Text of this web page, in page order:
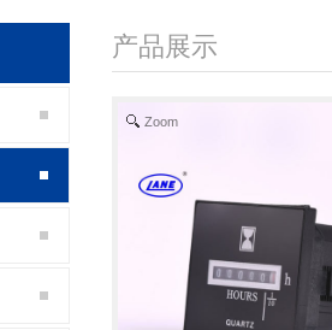
产品展示
Zoom